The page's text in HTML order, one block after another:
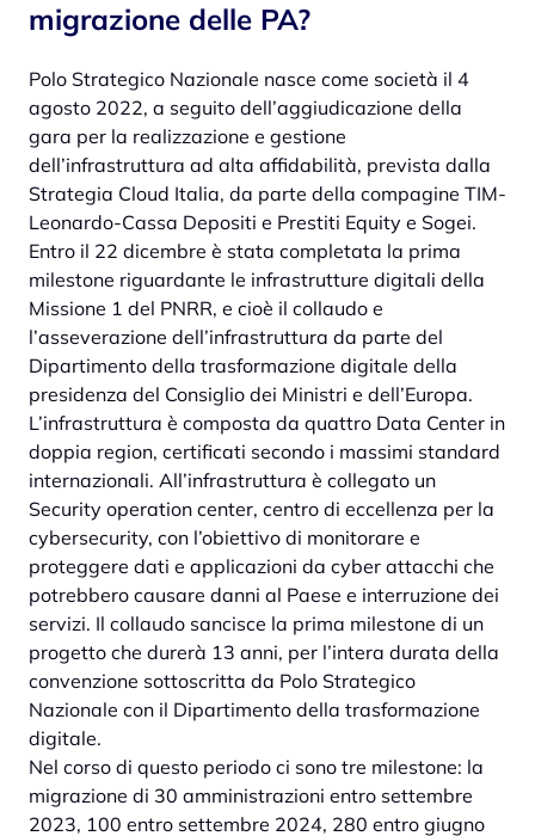
migrazione delle PA?
Polo Strategico Nazionale nasce come società il 4
agosto 2022, a seguito dell’aggiudicazione della
gara per la realizzazione e gestione
dell’infrastruttura ad alta affidabilità, prevista dalla
Strategia Cloud Italia, da parte della compagine TIM-
Leonardo-Cassa Depositi e Prestiti Equity e Sogei.
Entro il 22 dicembre è stata completata la prima
milestone riguardante le infrastrutture digitali della
Missione 1 del PNRR, e cioè il collaudo e
l’asseverazione dell’infrastruttura da parte del
Dipartimento della trasformazione digitale della
presidenza del Consiglio dei Ministri e dell’Europa.
L’infrastruttura è composta da quattro Data Center in
doppia region, certificati secondo i massimi standard
internazionali. All’infrastruttura è collegato un
Security operation center, centro di eccellenza per la
cybersecurity, con l’obiettivo di monitorare e
proteggere dati e applicazioni da cyber attacchi che
potrebbero causare danni al Paese e interruzione dei
servizi. Il collaudo sancisce la prima milestone di un
progetto che durerà 13 anni, per l’intera durata della
convenzione sottoscritta da Polo Strategico
Nazionale con il Dipartimento della trasformazione
digitale.
Nel corso di questo periodo ci sono tre milestone: la
migrazione di 30 amministrazioni entro settembre
2023, 100 entro settembre 2024, 280 entro giugno